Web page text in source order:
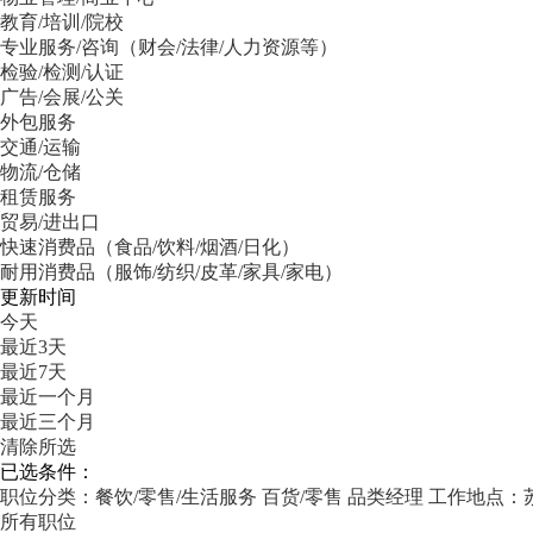
教育/培训/院校
专业服务/咨询（财会/法律/人力资源等）
检验/检测/认证
广告/会展/公关
外包服务
交通/运输
物流/仓储
租赁服务
贸易/进出口
快速消费品（食品/饮料/烟酒/日化）
耐用消费品（服饰/纺织/皮革/家具/家电）
更新时间
今天
最近3天
最近7天
最近一个月
最近三个月
清除所选
已选条件：
职位分类：餐饮/零售/生活服务 百货/零售 品类经理 工作地点：
所有职位